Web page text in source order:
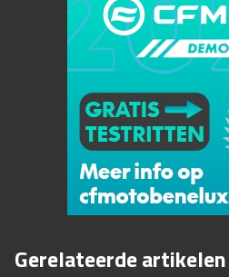
Gerelateerde artikelen